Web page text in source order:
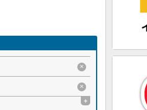
×
×
+